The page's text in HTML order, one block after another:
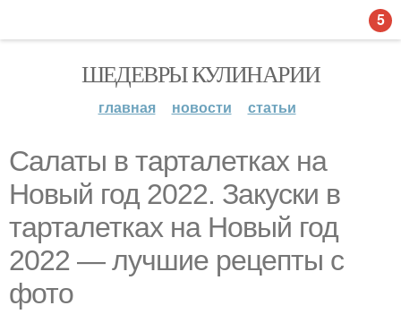
ШЕДЕВРЫ КУЛИНАРИИ
главная новости статьи
Салаты в тарталетках на
Новый год 2022. Закуски в
тарталетках на Новый год
2022 — лучшие рецепты с
фото
5